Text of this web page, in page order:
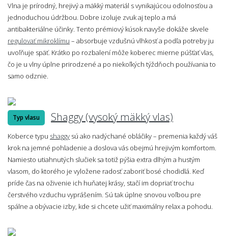
Vlna je prírodný, hrejivý a mäkký materiál s vynikajúcou odolnosťou a
jednoduchou údržbou. Dobre izoluje zvuk aj teplo a má
antibakteriálne účinky. Tento prémiový kúsok navyše dokáže skvele
regulovať mikroklímu – absorbuje vzdušnú vlhkosť a podľa potreby ju
uvoľňuje späť. Krátko po rozbalení môže koberec mierne púšťať vlas,
čo je u vlny úplne prirodzené a po niekoľkých týždňoch používania to
samo odznie.
Typ vlasu Shaggy (vysoký mäkký vlas)
Koberce typu shaggy sú ako nadýchané obláčiky – premenia každý váš
krok na jemné pohladenie a doslova vás obejmú hrejivým komfortom.
Namiesto utiahnutých slučiek sa totiž pýšia extra dlhým a hustým
vlasom, do ktorého je vyložene radosť zaboriť bosé chodidlá. Keď
príde čas na oživenie ich huňatej krásy, stačí im dopriať trochu
čerstvého vzduchu vyprášením. Sú tak úplne snovou voľbou pre
spálne a obývacie izby, kde si chcete užiť maximálny relax a pohodu.